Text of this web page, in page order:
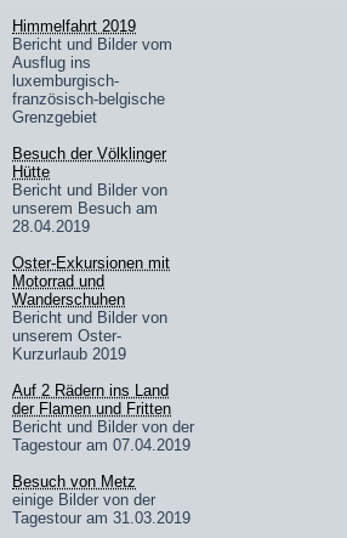
Himmelfahrt 2019
Bericht und Bilder vom
Ausflug ins
luxemburgisch-
französisch-belgische
Grenzgebiet
Besuch der Völklinger
Hütte
Bericht und Bilder von
unserem Besuch am
28.04.2019
Oster-Exkursionen mit
Motorrad und
Wanderschuhen
Bericht und Bilder von
unserem Oster-
Kurzurlaub 2019
Auf 2 Rädern ins Land
der Flamen und Fritten
Bericht und Bilder von der
Tagestour am 07.04.2019
Besuch von Metz
einige Bilder von der
Tagestour am 31.03.2019